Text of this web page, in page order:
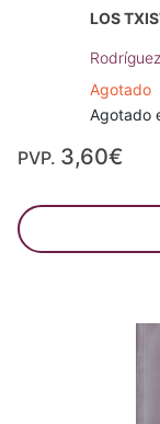
LOS
Agotado
Agotado
PVP. 3,60€